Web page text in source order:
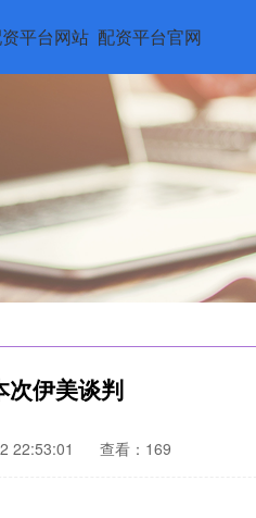
平台网站 配资平台官网
次伊美谈判
22:53:01 查看：169